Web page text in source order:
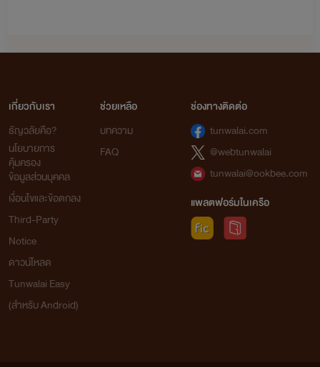
เกี่ยวกับเรา
ธัญวลัยคือ?
นโยบายการ
คุ้มครอง
ข้อมูลส่วนบุคคล
เงื่อนไขและข้อตกลง
Third-Party
Notice
ดาวน์โหลด
Tunwalai Easy
(สำหรับ Android)
ช่วยเหลือ
บทความ
FAQ
ช่องทางติดต่อ
tunwalai.com
@webtunwalai
tunwalai@ookbee.com
แพลตฟอร์มในเครือ